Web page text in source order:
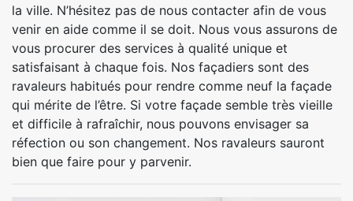
la ville. N’hésitez pas de nous contacter afin de vous
venir en aide comme il se doit. Nous vous assurons de
vous procurer des services à qualité unique et
satisfaisant à chaque fois. Nos façadiers sont des
ravaleurs habitués pour rendre comme neuf la façade
qui mérite de l’être. Si votre façade semble très vieille
et difficile à rafraîchir, nous pouvons envisager sa
réfection ou son changement. Nos ravaleurs sauront
bien que faire pour y parvenir.